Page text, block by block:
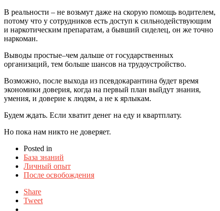
В реальности – не возьмут даже на скорую помощь водителем,
потому что у сотрудников есть доступ к сильнодействующим
и наркотическим препаратам, а бывший сиделец, он же точно
наркоман.
Выводы простые–чем дальше от государственных
организаций, тем больше шансов на трудоустройство.
Возможно, после выхода из псевдокарантина будет время
экономики доверия, когда на первый план выйдут знания,
умения, и доверие к людям, а не к ярлыкам.
Будем ждать. Если хватит денег на еду и квартплату.
Но пока нам никто не доверяет.
Posted in
База знаний
Личный опыт
После освобождения
Share
Tweet